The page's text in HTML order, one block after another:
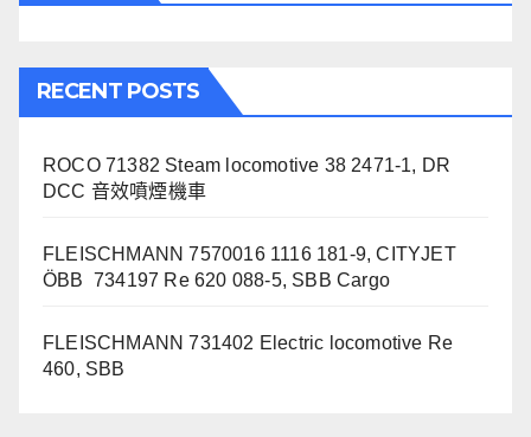
RECENT POSTS
ROCO 71382 Steam locomotive 38 2471-1, DR
DCC 音效噴煙機車
FLEISCHMANN 7570016 1116 181-9, CITYJET
ÖBB 734197 Re 620 088-5, SBB Cargo
FLEISCHMANN 731402 Electric locomotive Re
460, SBB